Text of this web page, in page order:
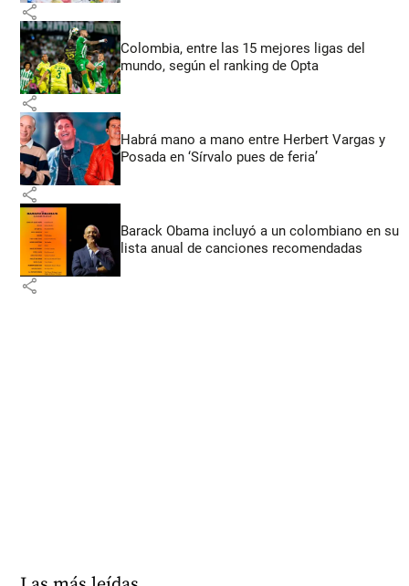
share
Colombia, entre las 15 mejores ligas del
mundo, según el ranking de Opta
share
Habrá mano a mano entre Herbert Vargas y
Posada en ‘Sírvalo pues de feria’
share
Barack Obama incluyó a un colombiano en su
lista anual de canciones recomendadas
share